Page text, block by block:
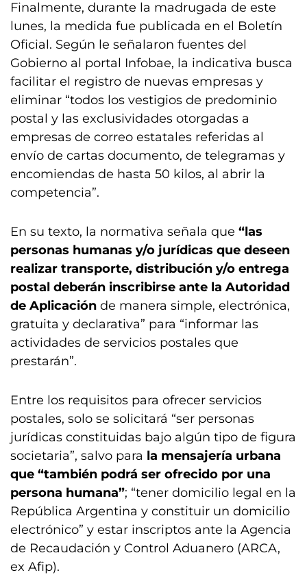
Finalmente, durante la madrugada de este
lunes, la medida fue publicada en el Boletín
Oficial. Según le señalaron fuentes del
Gobierno al portal Infobae, la indicativa busca
facilitar el registro de nuevas empresas y
eliminar “todos los vestigios de predominio
postal y las exclusividades otorgadas a
empresas de correo estatales referidas al
envío de cartas documento, de telegramas y
encomiendas de hasta 50 kilos, al abrir la
competencia”.
En su texto, la normativa señala que “las
personas humanas y/o jurídicas que deseen
realizar transporte, distribución y/o entrega
postal deberán inscribirse ante la Autoridad
de Aplicación de manera simple, electrónica,
gratuita y declarativa” para “informar las
actividades de servicios postales que
prestarán”.
Entre los requisitos para ofrecer servicios
postales, solo se solicitará “ser personas
jurídicas constituidas bajo algún tipo de figura
societaria”, salvo para la mensajería urbana
que “también podrá ser ofrecido por una
persona humana”; “tener domicilio legal en la
República Argentina y constituir un domicilio
electrónico” y estar inscriptos ante la Agencia
de Recaudación y Control Aduanero (ARCA,
ex Afip).